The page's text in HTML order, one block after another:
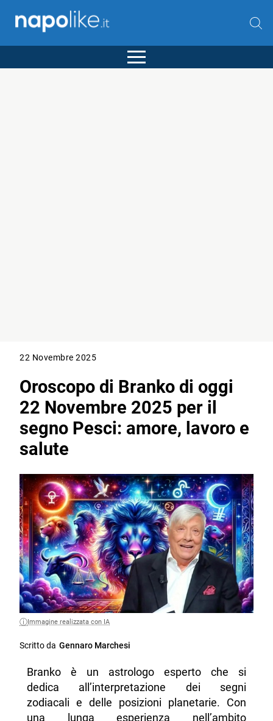
22 Novembre 2025
Oroscopo di Branko di oggi
22 Novembre 2025 per il
segno Pesci: amore, lavoro e
salute
Immagine realizzata con IA
Scritto da Gennaro Marchesi
Branko è un astrologo esperto che si
dedica all’interpretazione dei segni
zodiacali e delle posizioni planetarie. Con
una lunga esperienza nell’ambito